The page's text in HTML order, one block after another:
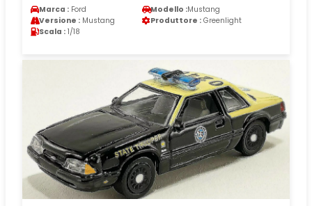
Marca : Ford Modello :Mustang
Versione : Mustang Produttore : Greenlight
Scala : 1/18